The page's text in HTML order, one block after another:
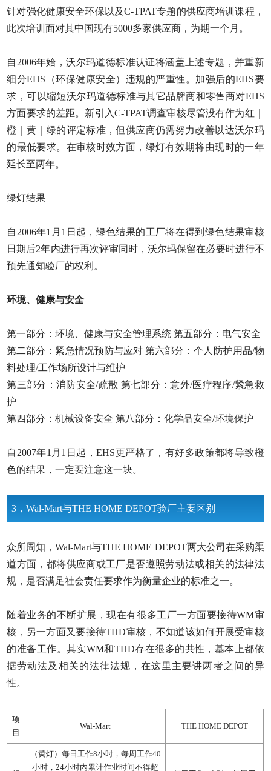
针对强化健康安全环保以及C-TPAT专题的供应商培训课程，
此次培训面对其中国现有5000多家供应商，为期一个月。
自2006年始，沃尔玛道德标准认证将涵盖上述专题，并重新
细分EHS（环保健康安全）违规的严重性。加强后的EHS要
求，可以缩短沃尔玛道德标准与其它品牌商和零售商对EHS
方面要求的差距。新引入C-TPAT调查审核尽管没有作为红｜
橙｜黄｜绿的评定标准，但供应商仍需努力改善以达沃尔玛
的最低要求。在审核时效方面，绿灯有效期将由现时的一年
延长至两年。
绿灯结果
自2006年1月1日起，绿色结果的工厂将在得到绿色结果审核
日期后2年内进行再次评审同时，沃尔玛保留在必要时进行不
预先通知验厂的权利。
环境、健康与安全
第一部分：环境、健康与安全管理系统 第五部分：电气安全
第二部分：紧急情况预防与应对 第六部分：个人防护用品/物
料处理/工作场所设计与维护
第三部分：消防安全/疏散 第七部分：意外/医疗程序/紧急救
护
第四部分：机械设备安全 第八部分：化学品安全/环境保护
自2007年1月1日起，EHS更严格了，有好多政策都将导致橙
色的结果，一定要注意这一块。
3，Wal-Mart与THE HOME DEPOT验厂主要区别
众所周知，Wal-Mart与THE HOME DEPOT两大公司在采购渠
道方面，都将供应商或工厂是否遵照劳动法或相关的法律法
规，是否满足社会责任要求作为衡量企业的标准之一。
随着业务的不断扩展，现在有很多工厂一方面要接待WM审
核，另一方面又要接待THD审核，不知道该如何开展受审核
的准备工作。其实WM和THD存在很多的共性，基本上都依
据劳动法及相关的法律法规，在这里主要讲两者之间的异
性。
项
目
Wal-Mart THE HOME DEPOT
（黄灯）每日工作8小时，每周工作40
小时，24小时内累计作业时间不得超